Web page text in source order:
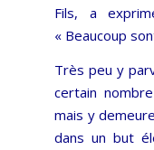
Fils, a
« Beaucoup
Très peu y
certain
mais y
dans un but